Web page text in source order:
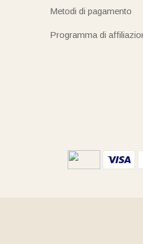
Metodi di pagamento
Programma di